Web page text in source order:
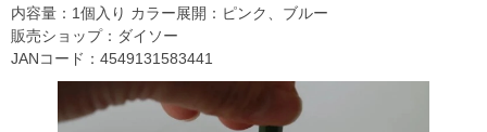
内容量：1個入り カラー展開：ピンク、ブルー
販売ショップ：ダイソー
JANコード：4549131583441